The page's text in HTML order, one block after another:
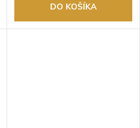
DO KOŠÍKA